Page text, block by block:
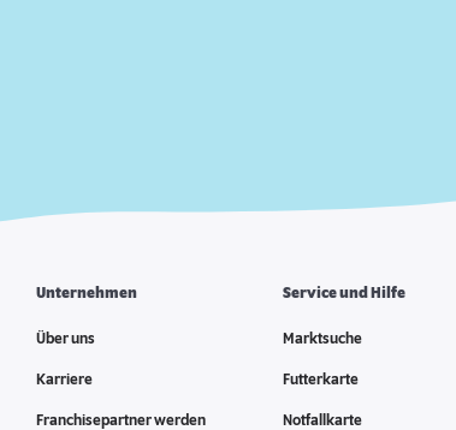
Unternehmen
Über uns
Karriere
Franchisepartner werden
Service und Hilfe
Marktsuche
Futterkarte
Notfallkarte